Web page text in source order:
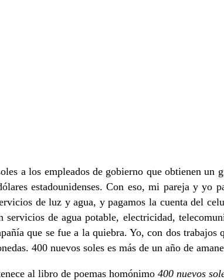
a los empleados de gobierno que obtienen un
estadounidenses. Con eso, mi pareja y yo
de luz y agua, y pagamos la cuenta del
de agua potable, electricidad,
que se fue a la quiebra. Yo, con dos trabajos
400 nuevos soles es más de un año de
al libro de poemas homónimo 400 nuevos